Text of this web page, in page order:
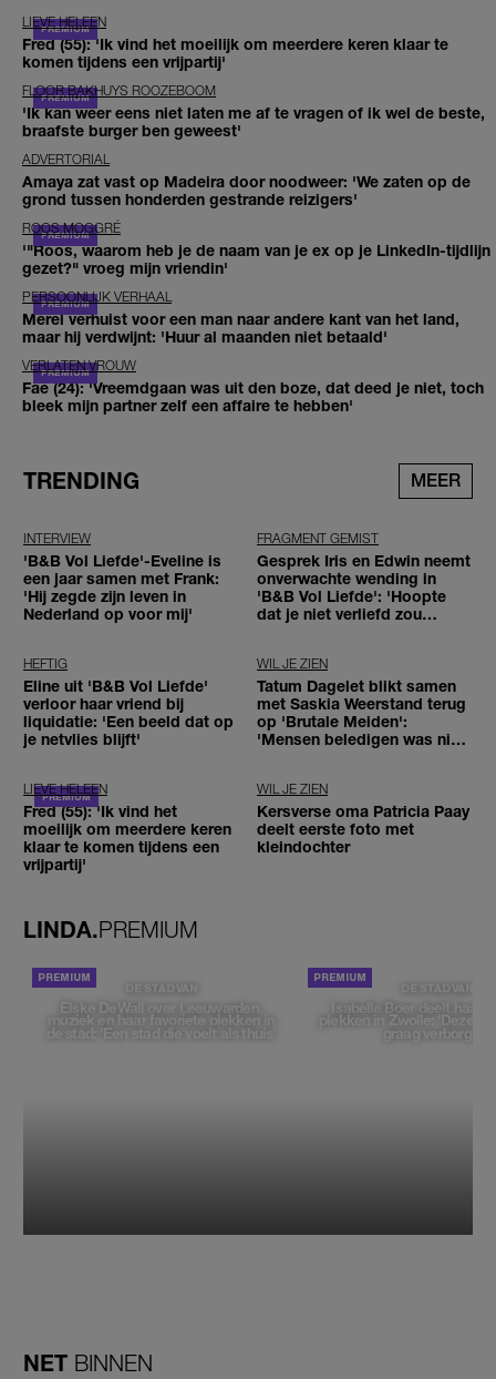
LIEVE HELEEN
Fred (55): 'Ik vind het moeilijk om meerdere keren klaar te
komen tijdens een vrijpartij'
FLOOR BAKHUYS ROOZEBOOM
'Ik kan weer eens niet laten me af te vragen of ik wel de beste,
braafste burger ben geweest'
ADVERTORIAL
Amaya zat vast op Madeira door noodweer: 'We zaten op de
grond tussen honderden gestrande reizigers'
ROOS MOGGRÉ
'"Roos, waarom heb je de naam van je ex op je LinkedIn-tijdlijn
gezet?" vroeg mijn vriendin'
PERSOONLIJK VERHAAL
Merel verhuist voor een man naar andere kant van het land,
maar hij verdwijnt: 'Huur al maanden niet betaald'
VERLATEN VROUW
Fae (24): 'Vreemdgaan was uit den boze, dat deed je niet, toch
bleek mijn partner zelf een affaire te hebben'
TRENDING MEER
INTERVIEW
'B&B Vol Liefde'-Eveline is
een jaar samen met Frank:
'Hij zegde zijn leven in
Nederland op voor mij'
FRAGMENT GEMIST
Gesprek Iris en Edwin neemt
onverwachte wending in
'B&B Vol Liefde': 'Hoopte
dat je niet verliefd zou
HEFTIG
Eline uit 'B&B Vol Liefde'
verloor haar vriend bij
liquidatie: 'Een beeld dat op
je netvlies blijft'
WIL JE ZIEN
Tatum Dagelet blikt samen
met Saskia Weerstand terug
op 'Brutale Meiden':
'Mensen beledigen was niet
LIEVE HELEEN
Fred (55): 'Ik vind het
moeilijk om meerdere keren
klaar te komen tijdens een
vrijpartij'
WIL JE ZIEN
Kersverse oma Patricia Paay
deelt eerste foto met
kleindochter
LINDA.PREMIUM
DE STAD VAN
Elske DeWall over Leeuwarden,
muziek en haar favoriete plekken in
de stad: 'Een stad die voelt als thuis'
DE STAD VAN
Isabelle Boer deelt haar
plekken in Zwolle: 'Deze
graag verborgen'
NET BINNEN